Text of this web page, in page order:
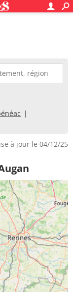
à jour le 04/12/25